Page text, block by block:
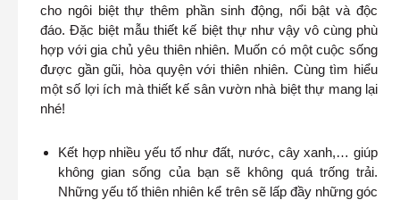
cho ngôi biệt thự thêm phần sinh động, nổi bật và độc
đáo. Đặc biệt mẫu thiết kế biệt thự như vậy vô cùng phù
hợp với gia chủ yêu thiên nhiên. Muốn có một cuộc sống
được gần gũi, hòa quyện với thiên nhiên. Cùng tìm hiểu
một số lợi ích mà thiết kế sân vườn nhà biệt thự mang lại
nhé!
Kết hợp nhiều yếu tố như đất, nước, cây xanh,… giúp
không gian sống của bạn sẽ không quá trống trải.
Những yếu tố thiên nhiên kể trên sẽ lấp đầy những góc